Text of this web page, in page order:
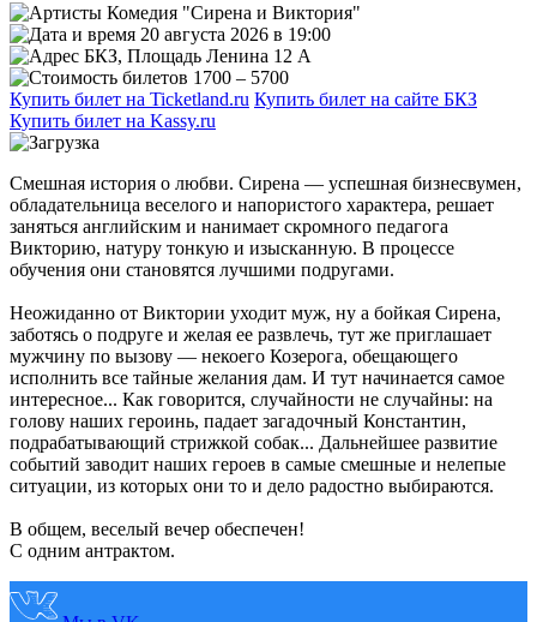
Комедия "Сирена и Виктория"
20 августа 2026 в 19:00
БКЗ, Площадь Ленина 12 А
1700 – 5700
Купить билет на Ticketland.ru Купить билет на сайте БКЗ
Купить билет на Kassy.ru
Смешная история о любви. Сирена — успешная бизнесвумен,
обладательница веселого и напористого характера, решает
заняться английским и нанимает скромного педагога
Викторию, натуру тонкую и изысканную. В процессе
обучения они становятся лучшими подругами.
Неожиданно от Виктории уходит муж, ну а бойкая Сирена,
заботясь о подруге и желая ее развлечь, тут же приглашает
мужчину по вызову — некоего Козерога, обещающего
исполнить все тайные желания дам. И тут начинается самое
интересное... Как говорится, случайности не случайны: на
голову наших героинь, падает загадочный Константин,
подрабатывающий стрижкой собак... Дальнейшее развитие
событий заводит наших героев в самые смешные и нелепые
ситуации, из которых они то и дело радостно выбираются.
В общем, веселый вечер обеспечен!
С одним антрактом.